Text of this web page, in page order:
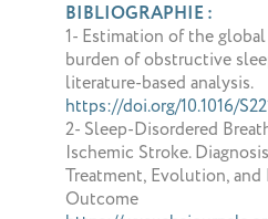
BIBLIOGRAPHIE :
1- Estimation of the
burden of obstructive
literature-based analysis.
https://doi.org/10.1016/
2- Sleep-Disordered
Ischemic Stroke.
Treatment, Evolution,
Outcome